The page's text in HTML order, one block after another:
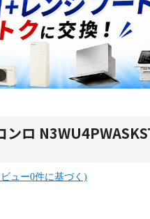
ンロ
ュー0件に基づく)